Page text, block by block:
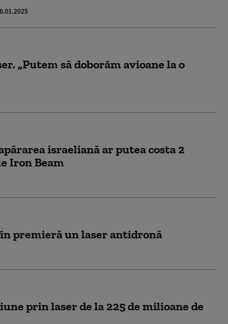
„Putem să doborâm avioane la o
israeliană ar putea costa 2
Iron Beam
premieră un laser antidronă
prin laser de la 225 de milioane de